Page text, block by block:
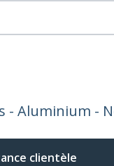
- Aluminium -
clientèle